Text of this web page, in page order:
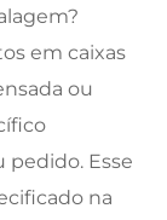
em caixas
ou
Esse
na